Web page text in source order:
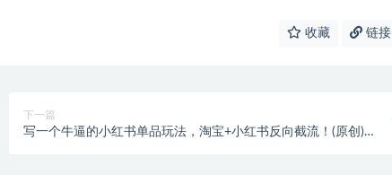
收藏 链接
下一篇
写一个牛逼的小红书单品玩法，淘宝+小红书反向截流！(原创)